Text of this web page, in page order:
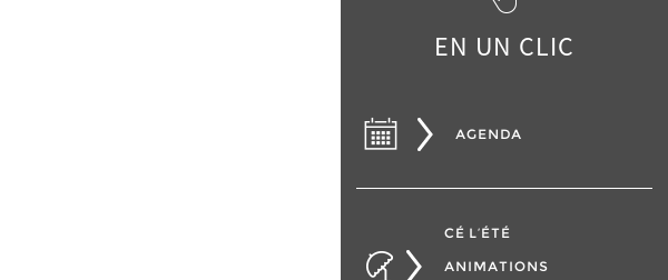
EN UN CLIC
AGENDA
CÉ L’ÉTÉ
ANIMATIONS